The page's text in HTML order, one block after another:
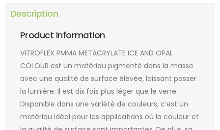
Description
Product Information
VITROFLEX PMMA METACRYLATE ICE AND OPAL
COLOUR est un matériau pigmenté dans la masse
avec une qualité de surface élevée, laissant passer
la lumière. Il est dix fois plus léger que le verre.
Disponible dans une variété de couleurs, c’est un
matériau idéal pour les applications où la couleur et